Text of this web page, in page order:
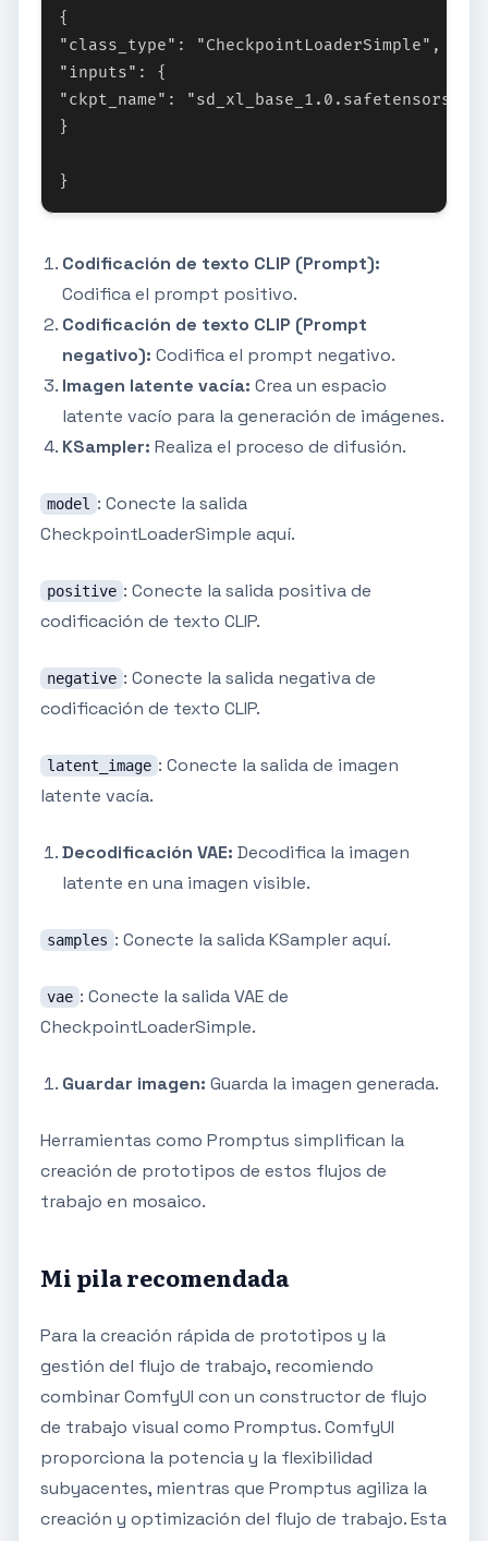
{
"class_type": "CheckpointLoaderSimple",
"inputs": {
"ckpt_name": "sd_xl_base_1.0.safetensors"
}
}
Codificación de texto CLIP (Prompt):
Codifica el prompt positivo.
Codificación de texto CLIP (Prompt
negativo): Codifica el prompt negativo.
Imagen latente vacía: Crea un espacio
latente vacío para la generación de imágenes.
KSampler: Realiza el proceso de difusión.
model
: Conecte la salida
CheckpointLoaderSimple aquí.
positive : Conecte la salida positiva de
codificación de texto CLIP.
negative : Conecte la salida negativa de
codificación de texto CLIP.
latent_image : Conecte la salida de imagen
latente vacía.
Decodificación VAE: Decodifica la imagen
latente en una imagen visible.
samples : Conecte la salida KSampler aquí.
vae : Conecte la salida VAE de
CheckpointLoaderSimple.
Guardar imagen: Guarda la imagen generada.
Herramientas como Promptus simplifican la
creación de prototipos de estos flujos de
trabajo en mosaico.
Mi pila recomendada
Para la creación rápida de prototipos y la
gestión del flujo de trabajo, recomiendo
combinar ComfyUI con un constructor de flujo
de trabajo visual como Promptus. ComfyUI
proporciona la potencia y la flexibilidad
subyacentes, mientras que Promptus agiliza la
creación y optimización del flujo de trabajo. Esta